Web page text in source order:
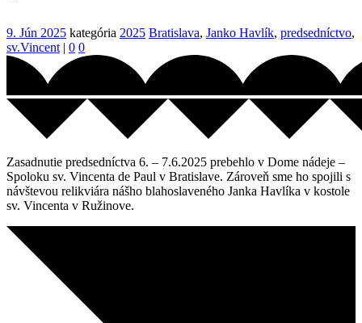
9. Jún 2025 kategória 2025 Bratislava, Janko Havlík, predsedníctvo,
sv.Vincent | 0 0
Zasadnutie predsedníctva 6. – 7.6.2025 prebehlo v Dome nádeje –
Spoloku sv. Vincenta de Paul v Bratislave. Zároveň sme ho spojili s
návštevou relikviára nášho blahoslaveného Janka Havlíka v kostole
sv. Vincenta v Ružinove.